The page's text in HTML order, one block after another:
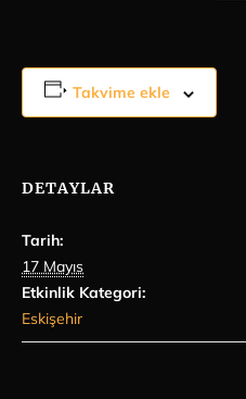
Takvime ekle
DETAYLAR
Tarih:
17 Mayıs
Etkinlik Kategori:
Eskişehir